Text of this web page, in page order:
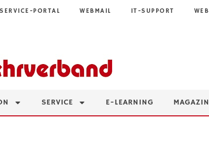
SERVICE-PORTAL WEBMAIL IT-SUPPORT
SERVICE E-LEARNING MAGAZIN